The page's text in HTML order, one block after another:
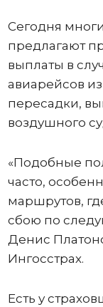
Сегодня
предлагают
выплаты в
авиарейсов
пересадки,
воздушного
«Подобные
часто,
маршрутов,
сбою по
Денис
Ингосстрах.
Есть у